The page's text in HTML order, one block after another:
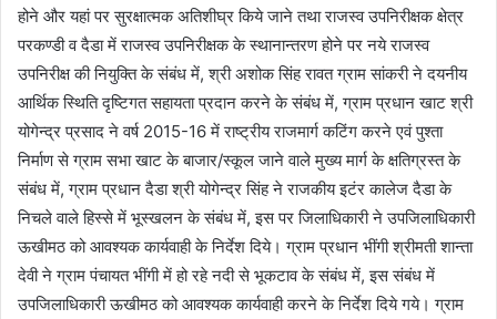
होने और यहां पर सुरक्षात्मक अतिशीघ्र किये जाने तथा राजस्व उपनिरीक्षक क्षेत्र
परकण्डी व दैडा में राजस्व उपनिरीक्षक के स्थानान्तरण होने पर नये राजस्व
उपनिरीक्ष की नियुक्ति के संबंध में, श्री अशोक सिंह रावत ग्राम सांकरी ने दयनीय
आर्थिक स्थिति दृष्टिगत सहायता प्रदान करने के संबंध में, ग्राम प्रधान खाट श्री
योगेन्द्र प्रसाद ने वर्ष 2015-16 में राष्ट्रीय राजमार्ग कटिंग करने एवं पुश्ता
निर्माण से ग्राम सभा खाट के बाजार/स्कूल जाने वाले मुख्य मार्ग के क्षतिग्रस्त के
संबंध में, ग्राम प्रधान दैडा श्री योगेन्द्र सिंह ने राजकीय इटंर कालेज दैडा के
निचले वाले हिस्से में भूस्खलन के संबंध में, इस पर जिलाधिकारी ने उपजिलाधिकारी
ऊखीमठ को आवश्यक कार्यवाही के निर्देश दिये। ग्राम प्रधान भींगी श्रीमती शान्ता
देवी ने ग्राम पंचायत भींगी में हो रहे नदी से भूकटाव के संबंध में, इस संबंध में
उपजिलाधिकारी ऊखीमठ को आवश्यक कार्यवाही करने के निर्देश दिये गये। ग्राम